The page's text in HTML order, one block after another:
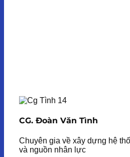
CG. Đoàn Văn Tình
Chuyên gia về xây dựng hệ
và nguồn nhân lực